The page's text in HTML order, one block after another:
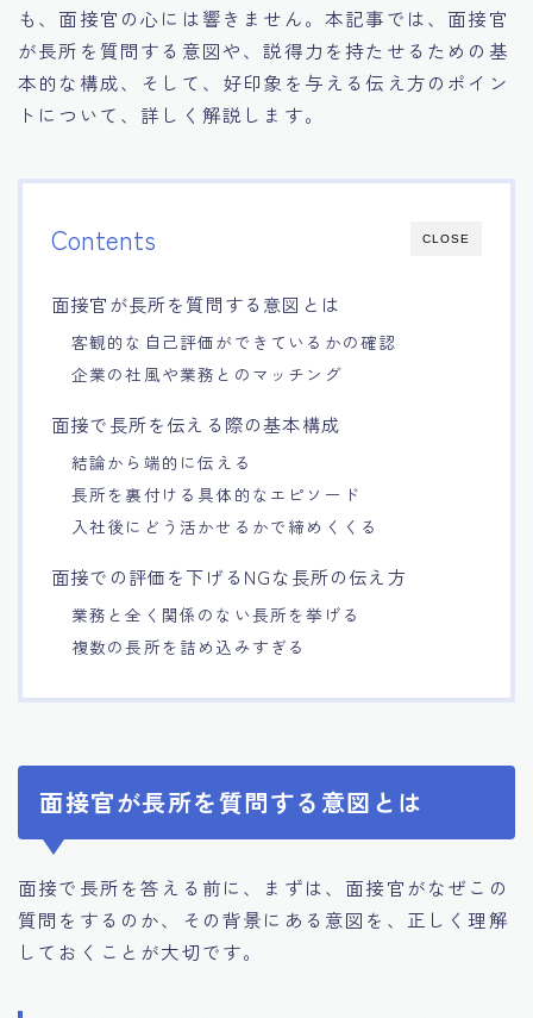
17.面接でブランクを効果的に伝える方法
18.転職後の職場に適応するためのヒント
も、面接官の心には響きません。本記事では、面接官
が長所を質問する意図や、説得力を持たせるための基
本的な構成、そして、好印象を与える伝え方のポイン
トについて、詳しく解説します。
CLOSE
Contents
面接官が長所を質問する意図とは
客観的な自己評価ができているかの確認
企業の社風や業務とのマッチング
面接で長所を伝える際の基本構成
結論から端的に伝える
長所を裏付ける具体的なエピソード
入社後にどう活かせるかで締めくくる
面接での評価を下げるNGな長所の伝え方
業務と全く関係のない長所を挙げる
複数の長所を詰め込みすぎる
面接官が長所を質問する意図とは
面接で長所を答える前に、まずは、面接官がなぜこの
質問をするのか、その背景にある意図を、正しく理解
しておくことが大切です。